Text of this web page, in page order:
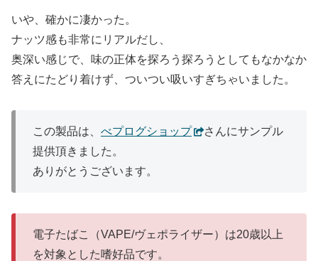
いや、確かに凄かった。
ナッツ感も非常にリアルだし、
奥深い感じで、味の正体を探ろう探ろうとしてもなかなか
答えにたどり着けず、ついつい吸いすぎちゃいました。
この製品は、 べプログショップ
さんにサンプル
提供頂きました。
ありがとうございます。
電子たばこ（VAPE/ヴェポライザー）は20歳以上
を対象とした嗜好品です。